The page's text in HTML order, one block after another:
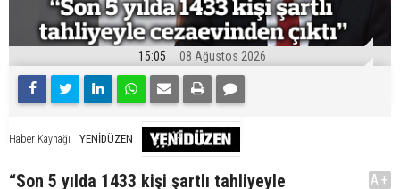
15:05 08 Ağustos 2026
Haber Kaynağı YENİDÜZEN
“Son 5 yılda 1433 kişi şartlı tahliyeyle A+